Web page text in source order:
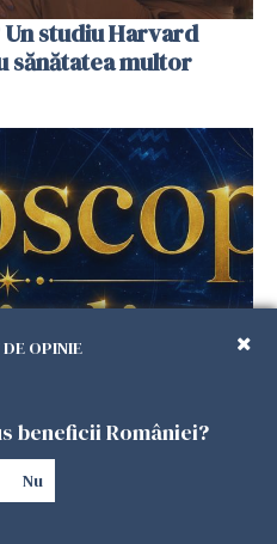
Un studiu Harvard
sănătatea multor
care schimbă ritmul
uși
zodii
OPINIE
beneficii României?
Nu